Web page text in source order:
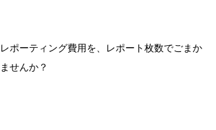
レポーティング費用を、レポート枚数でごまか
せんか？